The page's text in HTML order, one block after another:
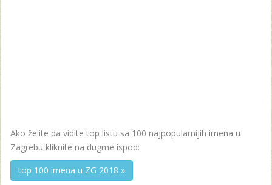
Ako želite da vidite top listu sa 100 najpopularnijih imena u
Zagrebu kliknite na dugme ispod:
top 100 imena u ZG 2018 »